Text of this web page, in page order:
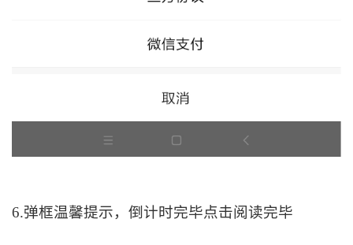
6.弹框温馨提示，倒计时完毕点击阅读完毕